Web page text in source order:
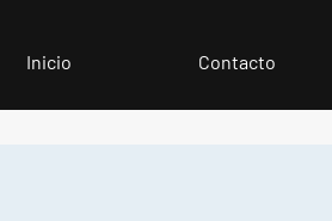
Inicio Contacto